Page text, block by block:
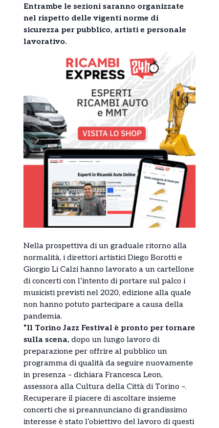
Entrambe le sezioni saranno organizzate
nel rispetto delle vigenti norme di
sicurezza per pubblico, artisti e personale
lavorativo.
Nella prospettiva di un graduale ritorno alla
normalità, i direttori artistici Diego Borotti e
Giorgio Li Calzi hanno lavorato a un cartellone
di concerti con l’intento di portare sul palco i
musicisti previsti nel 2020, edizione alla quale
non hanno potuto partecipare a causa della
pandemia.
“Il Torino Jazz Festival è pronto per tornare
sulla scena, dopo un lungo lavoro di
preparazione per offrire al pubblico un
programma di qualità da seguire nuovamente
in presenza – dichiara Francesca Leon,
assessora alla Cultura della Città di Torino –.
Recuperare il piacere di ascoltare insieme
concerti che si preannunciano di grandissimo
interesse è stato l’obiettivo del lavoro di questi